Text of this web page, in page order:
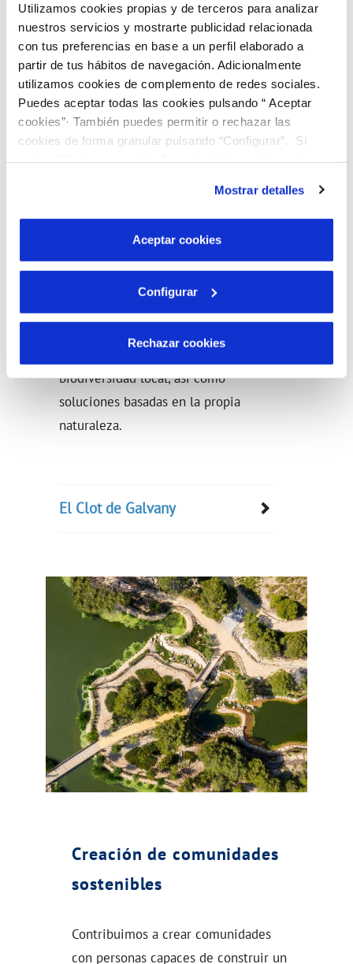
Utilizamos cookies propias y de terceros para analizar
nuestros servicios y mostrarte publicidad relacionada
con tus preferencias en base a un perfil elaborado a
partir de tus hábitos de navegación. Adicionalmente
utilizamos cookies de complemento de redes sociales.
Puedes aceptar todas las cookies pulsando “ Aceptar
cookies”· También puedes permitir o rechazar las
cookies de forma granular pulsando “Configurar”. Si
son indispensables para que el sitio web funcione y que
por tanto no se pueden desactivar. Puedes consultar
más información en nuestraPolítica de Cookies
Mostrar detalles
Aceptar cookies
Configurar
Rechazar cookies
Promovemos el cuidado, restauración
y regeneración de los ecosistemas
naturales. Para ello, impulsamos
biodiversidad local, así como
soluciones basadas en la propia
naturaleza.
El Clot de Galvany
Creación de comunidades
sostenibles
Contribuimos a crear comunidades
con personas capaces de construir un